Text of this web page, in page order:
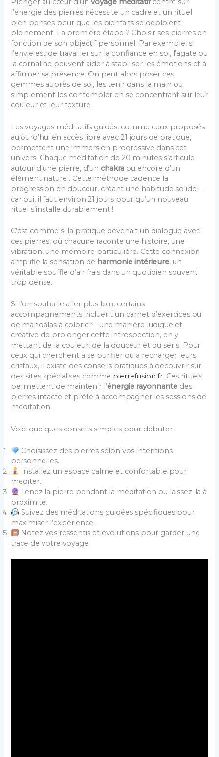
Plonger au cœur d’unvoyage méditatifcentré sur
l’énergie des pierres nécessite un cadre et un rituel
bien pensés pour que les bienfaits se déploient
pleinement. La première étape ? Choisir ses pierres en
fonction de son objectif personnel. Par exemple, si
l’envie est de travailler sur la confiance en soi, l’agate ou
la cornaline peuvent aider à stabiliser les émotions et à
affirmer sa présence. On peut alors poser ces
gemmes auprès de soi, les tenir dans la main ou
simplement les contempler en se concentrant sur leur
couleur et leur texture.
Les voyages méditatifs guidés, comme ceux proposés
aujourd’hui en accès libre avec 21 jours de pratique,
permettent une immersion progressive dans cet
univers. Chaque méditation de 20 minutes s’articule
autour d’une pierre, d’unchakra ou encore d’un
élément naturel. Cette méthode cadence la
progression en douceur, créant une habitude solide —
car oui, il faut environ 21 jours pour qu’un nouveau
rituel s’installe durablement !
C’est comme si la pratique devenait un dialogue avec
ces pierres, où chacune raconte une histoire, une
vibration, une mémoire particulière. Cette connexion
amplifie la sensation de harmonie intérieure, un
véritable souffle d’air frais dans un quotidien souvent
trop dense.
Si l’on souhaite aller plus loin, certains
accompagnements incluent un carnet d’exercices ou
de mandalas à colorier – une manière ludique et
créative de prolonger cette introspection, en y
mettant de la couleur, de la douceur et du sens. Pour
ceux qui cherchent à se purifier ou à recharger leurs
cristaux, il existe des conseils pratiques à découvrir sur
des sites spécialisés comme pierrefusion.fr. Ces rituels
permettent de maintenir l’énergie rayonnante des
pierres intacte et prête à accompagner les sessions de
méditation.
Voici quelques conseils simples pour débuter :
Choisissez des pierres selon vos intentions
personnelles.
Installez un espace calme et confortable pour
méditer.
Tenez la pierre pendant la méditation ou laissez-la à
proximité.
Suivez des méditations guidées spécifiques pour
maximiser l’expérience.
Notez vos ressentis et évolutions pour garder une
trace de votre voyage.